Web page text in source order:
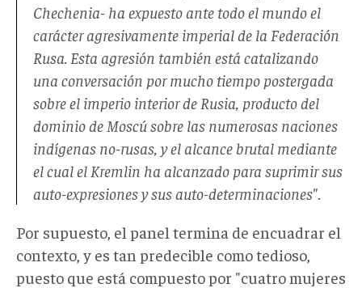
Chechenia- ha expuesto ante todo el mundo el
carácter agresivamente imperial de la Federación
Rusa. Esta agresión también está catalizando
una conversación por mucho tiempo postergada
sobre el imperio interior de Rusia, producto del
dominio de Moscú sobre las numerosas naciones
indígenas no-rusas, y el alcance brutal mediante
el cual el Kremlin ha alcanzado para suprimir sus
auto-expresiones y sus auto-determinaciones".
Por supuesto, el panel termina de encuadrar el
contexto, y es tan predecible como tedioso,
puesto que está compuesto por "cuatro mujeres